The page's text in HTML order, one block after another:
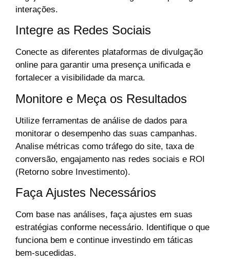
interações.
Integre as Redes Sociais
Conecte as diferentes plataformas de divulgação
online para garantir uma presença unificada e
fortalecer a visibilidade da marca.
Monitore e Meça os Resultados
Utilize ferramentas de análise de dados para
monitorar o desempenho das suas campanhas.
Analise métricas como tráfego do site, taxa de
conversão, engajamento nas redes sociais e ROI
(Retorno sobre Investimento).
Faça Ajustes Necessários
Com base nas análises, faça ajustes em suas
estratégias conforme necessário. Identifique o que
funciona bem e continue investindo em táticas
bem-sucedidas.